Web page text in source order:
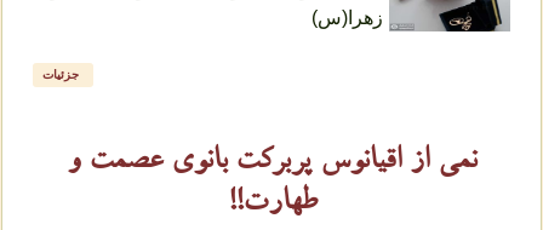
زهرا(س)
جزئیات
نمی از اقیانوس پربرکت بانوی عصمت و
طهارت!!